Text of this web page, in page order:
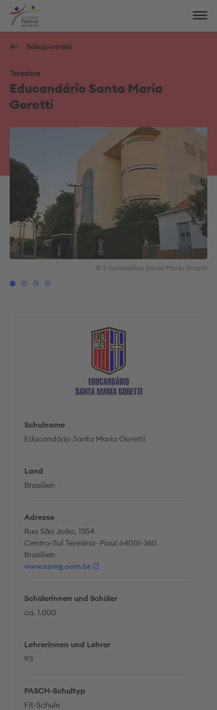
Schulporträts
Teresina
Educandário Santa Maria
Goretti
Schulname
Educandário Santa Maria Goretti
Land
Brasilien
Adresse
Rua São João, 1354
Centro-Sul Teresina- Piauí 64001-360
Brasilien
www.esmg.com.br
Schülerinnen und Schüler
ca. 1.000
Lehrerinnen und Lehrer
93
PASCH-Schultyp
Fit-Schule
© Educandário Santa Maria Goretti